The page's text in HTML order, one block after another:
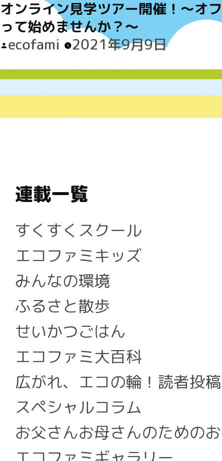
オンライン見学ツアー開催！～オ
って始めませんか？～
Posted
ecofami 2021年9月9日
連載一覧
すくすくスクール
エコファミキッズ
みんなの環境
ふるさと散歩
せいかつごはん
エコファミ大百科
広がれ、エコの輪！読者投
スペシャルコラム
お父さんお母さんのための